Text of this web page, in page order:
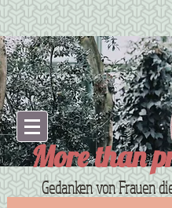
More than
Gedanken von Frauen